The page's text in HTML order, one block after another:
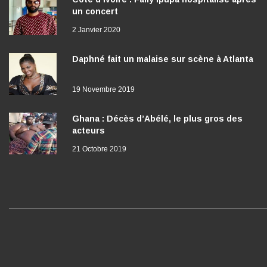
un concert
2 Janvier 2020
Daphné fait un malaise sur scène à Atlanta
19 Novembre 2019
Ghana : Décès d’Abélé, le plus gros des
acteurs
21 Octobre 2019